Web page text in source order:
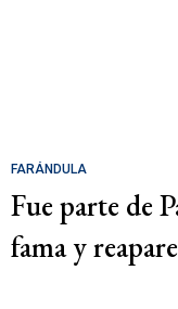
FARÁNDULA
Fue parte de
fama y